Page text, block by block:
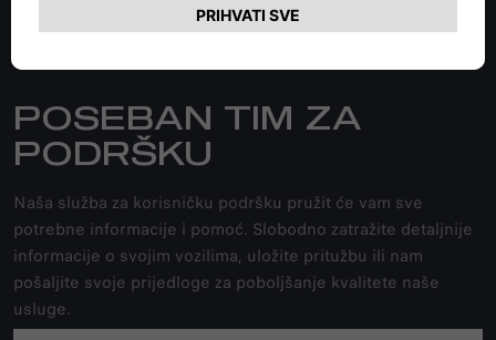
Pratite nas
POSEBAN TIM ZA
PODRŠKU
Naša služba za korisničku podršku pružit će vam sve
potrebne informacije i pomoć. Slobodno zatražite detaljnije
informacije o svojim vozilima, uložite pritužbu ili nam
pošaljite svoje prijedloge za poboljšanje kvalitete naše
usluge.